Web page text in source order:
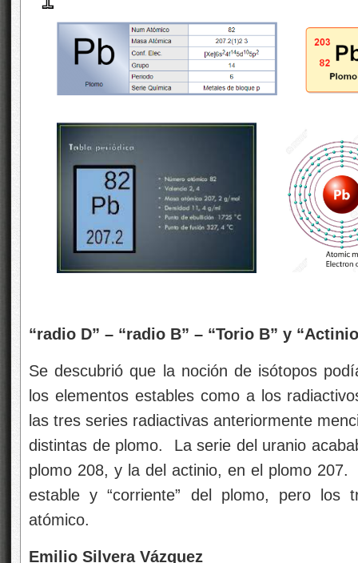
“radio D” – “radio B” – “Torio B” y
Se descubrió que la noción de isótopos
los elementos estables como a los
las tres series radiactivas anteriormente
distintas de plomo. La serie del uranio
plomo 208, y la del actinio, en el plomo
estable y “corriente” del plomo, pero los
atómico.
Emilio Silvera Vázquez